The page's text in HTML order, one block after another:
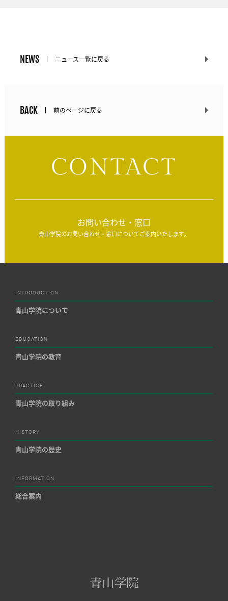
NEWS ニュース一覧に戻る
BACK 前のページに戻る
CONTACT
お問い合わせ・窓口
青山学院のお問い合わせ・窓口についてご案内いたします。
INTRODUCTION
青山学院について
EDUCATION
青山学院の教育
PRACTICE
青山学院の取り組み
HISTORY
青山学院の歴史
INFORMATION
総合案内